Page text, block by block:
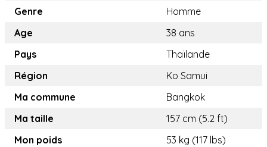
Genre
Homme
Age
38 ans
Pays
Thaïlande
Région
Ko Samui
Ma commune
Bangkok
Ma taille
157 cm (5.2 ft)
Mon poids
53 kg (117 lbs)